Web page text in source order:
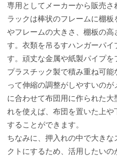
専用としてメーカーから販売さ
ラックは棒状のフレームに棚
やフレームの大きさ、棚板の
す。衣類を吊るすハンガーパ
す。頑丈な金属や紙製パイプを
プラスチック製で積み重ね可
って伸縮の調整がしやすいの
に合わせて布団用に作られた
れを使えば、布団を置いた上
することができます。
ちなみに、押入れの中で大き
クトにするため、活用したい